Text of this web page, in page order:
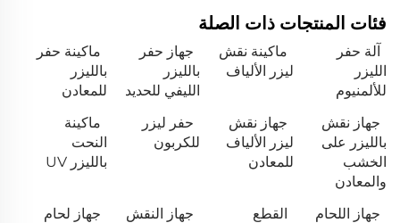
فئات المنتجات ذات الصلة
آلة حفر
الليزر
للألمنيوم
ماكينة نقش
ليزر الألياف
جهاز حفر
بالليزر
الليفي للحديد
ماكينة حفر
بالليزر
للمعادن
جهاز نقش
بالليزر على
الخشب
والمعادن
جهاز نقش
ليزر الألياف
للمعادن
حفر ليزر
للكربون
ماكينة
النحت
بالليزر UV
جهاز اللحام
القطع
جهاز النقش
جهاز لحام